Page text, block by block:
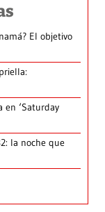
El objetivo
en ‘Saturday
la noche que